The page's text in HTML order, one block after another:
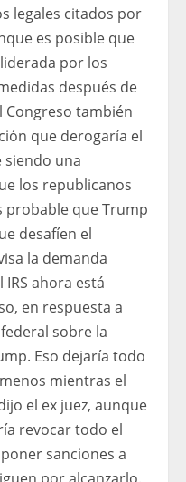
legales citados por
es posible que
por los
después de
Congreso también
que derogaría el
siendo una
los republicanos
probable que Trump
desafíen el
la demanda
ahora está
en respuesta a
sobre la
Eso dejaría todo
mientras el
el ex juez, aunque
revocar todo el
sanciones a